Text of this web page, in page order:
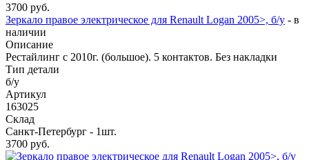
3700 руб.
Зеркало правое электрическое для Renault Logan 2005>, б/у - в
наличии
Описание
Рестайлинг с 2010г. (большое). 5 контактов. Без накладки
Тип детали
б/у
Артикул
163025
Склад
Санкт-Петербург - 1шт.
3700 руб.